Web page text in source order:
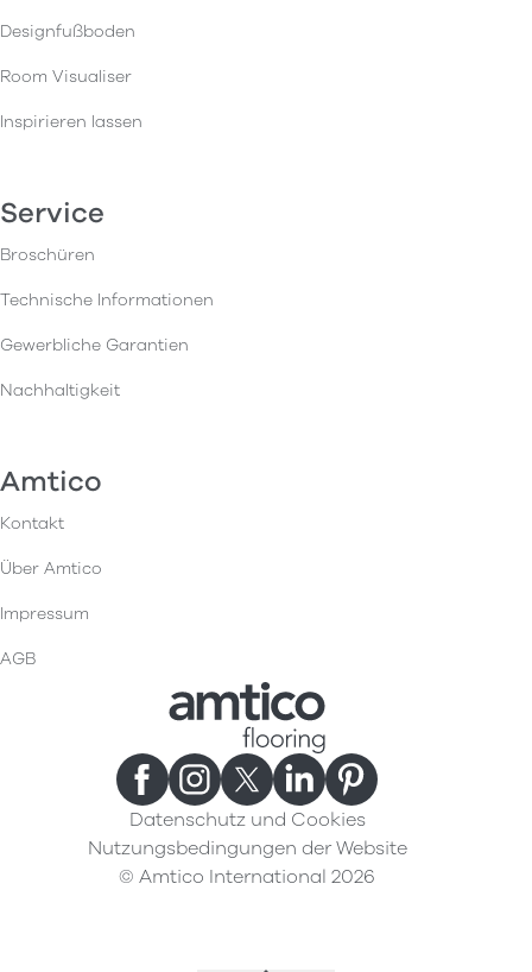
Designfußboden
Room Visualiser
Inspirieren lassen
Service
Broschüren
Technische Informationen
Gewerbliche Garantien
Nachhaltigkeit
Amtico
Kontakt
Über Amtico
Impressum
AGB
Datenschutz und Cookies
Nutzungsbedingungen der Website
© Amtico International 2026